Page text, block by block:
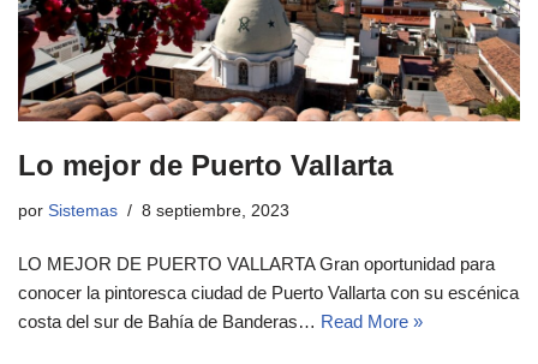
Lo mejor de Puerto Vallarta
por Sistemas 8 septiembre, 2023
LO MEJOR DE PUERTO VALLARTA Gran oportunidad para
conocer la pintoresca ciudad de Puerto Vallarta con su escénica
costa del sur de Bahía de Banderas… Read More »